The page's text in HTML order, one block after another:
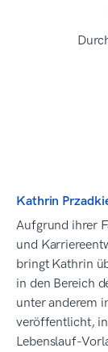
Kathrin
Aufgrund ihrer
und
bringt Kathrin
in den Bereich
unter anderem
veröffentlicht,
Lebenslauf-